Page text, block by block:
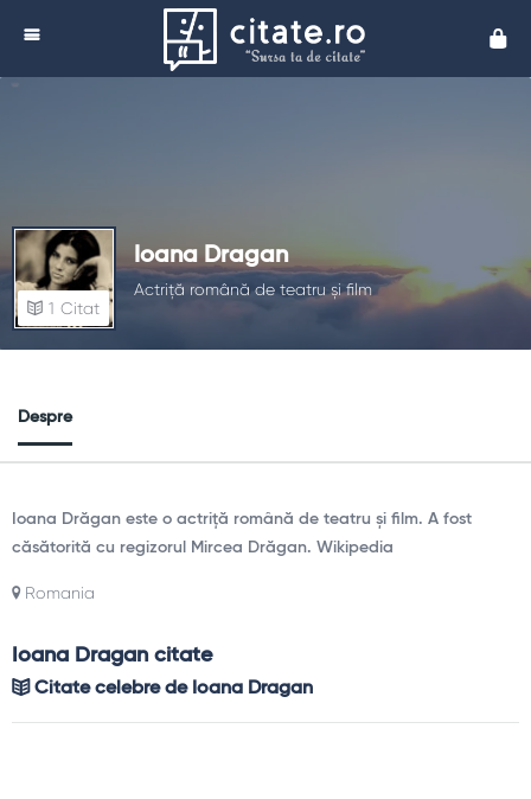
Ioana Dragan
Actriță română de teatru și film
1 Citat
Despre
Ioana Drăgan este o actriță română de teatru și film. A fost
căsătorită cu regizorul Mircea Drăgan. Wikipedia
Romania
Ioana Dragan citate
Citate celebre de Ioana Dragan